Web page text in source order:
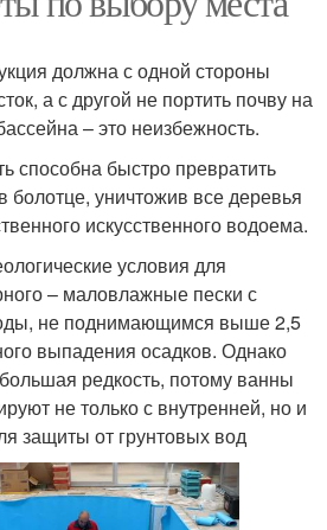
должна с одной стороны
а с другой не портить почву на
– это неизбежность.
способна быстро превратить
болотце, уничтожив все деревья
искусственного водоема.
условия для
– маловлажные пески с
не поднимающимся выше 2,5
выпадения осадков. Однако
редкость, потому ванны
не только с внутренней, но и
защиты от грунтовых вод